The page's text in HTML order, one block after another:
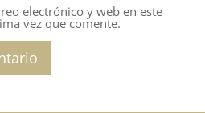
electrónico y web en este
vez que comente.